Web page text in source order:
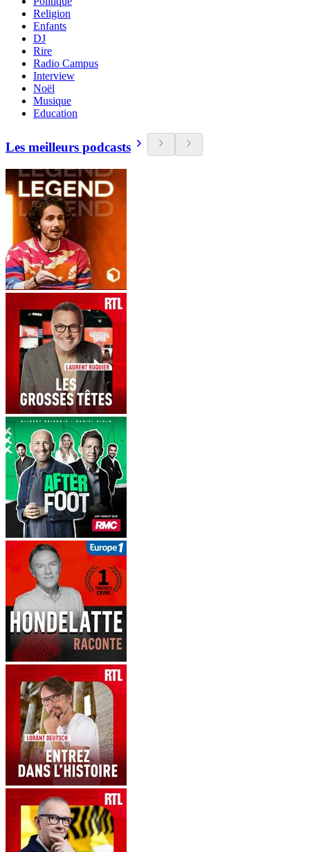
Religion
Enfants
DJ
Rire
Radio Campus
Interview
Noël
Musique
Education
Les meilleurs podcasts